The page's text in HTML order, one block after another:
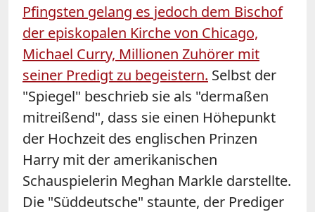
Pfingsten gelang es jedoch dem Bischof
der episkopalen Kirche von Chicago,
Michael Curry, Millionen Zuhörer mit
seiner Predigt zu begeistern. Selbst der
"Spiegel" beschrieb sie als "dermaßen
mitreißend", dass sie einen Höhepunkt
der Hochzeit des englischen Prinzen
Harry mit der amerikanischen
Schauspielerin Meghan Markle darstellte.
Die "Süddeutsche" staunte, der Prediger